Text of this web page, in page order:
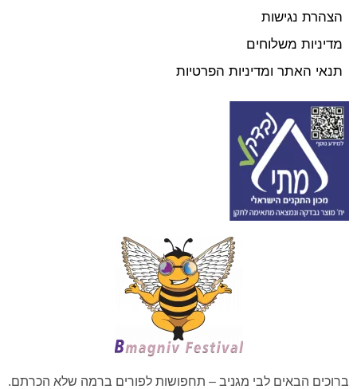
הצהרת נגישות
מדיניות משלוחים
תנאי האתר ומדיניות הפרטיות
ברוכים הבאים לבי מגניב – תחפושות לפורים ברמה שלא הכרתם.